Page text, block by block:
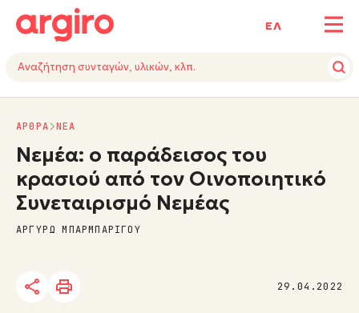
ΕΛ
29.04.2022
ΑΡΘΡΑ NΕΑ
Νεμέα: ο παράδεισος του
κρασιού από τον Oινοποιητικό
Συνεταιρισμό Νεμέας
ΑΡΓΥΡΩ ΜΠΑΡΜΠΑΡΙΓΟΥ